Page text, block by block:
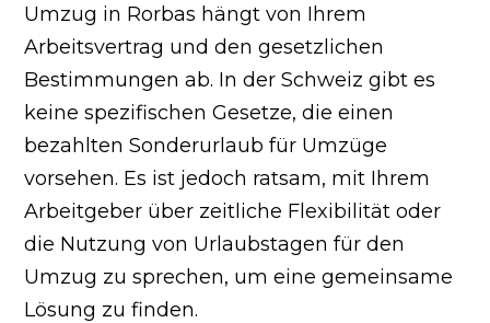
Umzug in Rorbas hängt von Ihrem
Arbeitsvertrag und den gesetzlichen
Bestimmungen ab. In der Schweiz gibt es
keine spezifischen Gesetze, die einen
bezahlten Sonderurlaub für Umzüge
vorsehen. Es ist jedoch ratsam, mit Ihrem
Arbeitgeber über zeitliche Flexibilität oder
die Nutzung von Urlaubstagen für den
Umzug zu sprechen, um eine gemeinsame
Lösung zu finden.